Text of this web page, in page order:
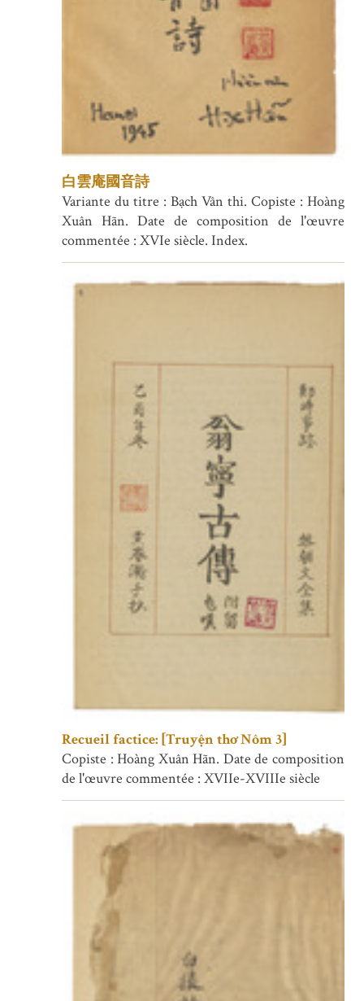
白雲庵國音詩
Variante du titre : Bạch Vân thi. Copiste : Hoàng
Xuân Hãn. Date de composition de l'œuvre
commentée : XVIe siècle. Index.
Recueil factice: [Truyện thơ Nôm 3]
Copiste : Hoàng Xuân Hãn. Date de composition
de l'œuvre commentée : XVIIe-XVIIIe siècle